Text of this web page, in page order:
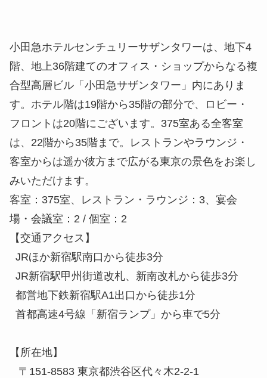
小田急ホテルセンチュリーサザンタワーは、地下4
階、地上36階建てのオフィス・ショップからなる複
合型高層ビル「小田急サザンタワー」内にありま
す。ホテル階は19階から35階の部分で、ロビー・
フロントは20階にございます。375室ある全客室
は、22階から35階まで。レストランやラウンジ・
客室からは遥か彼方まで広がる東京の景色をお楽し
みいただけます。
客室：375室、レストラン・ラウンジ：3、宴会
場・会議室：2 / 個室：2
【交通アクセス】
JRほか新宿駅南口から徒歩3分
JR新宿駅甲州街道改札、新南改札から徒歩3分
都営地下鉄新宿駅A1出口から徒歩1分
首都高速4号線「新宿ランプ」から車で5分
【所在地】
〒151-8583 東京都渋谷区代々木2-2-1